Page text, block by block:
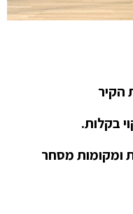
הקיר
בקלות.
ומקומות מסחר